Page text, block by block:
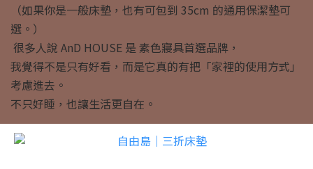
（如果你是一般床墊，也有可包到 35cm 的通用保潔墊可
選。）
很多人說 AnD HOUSE 是 素色寢具首選品牌，
我覺得不是只有好看，而是它真的有把「家裡的使用方式」
考慮進去。
不只好睡，也讓生活更自在。